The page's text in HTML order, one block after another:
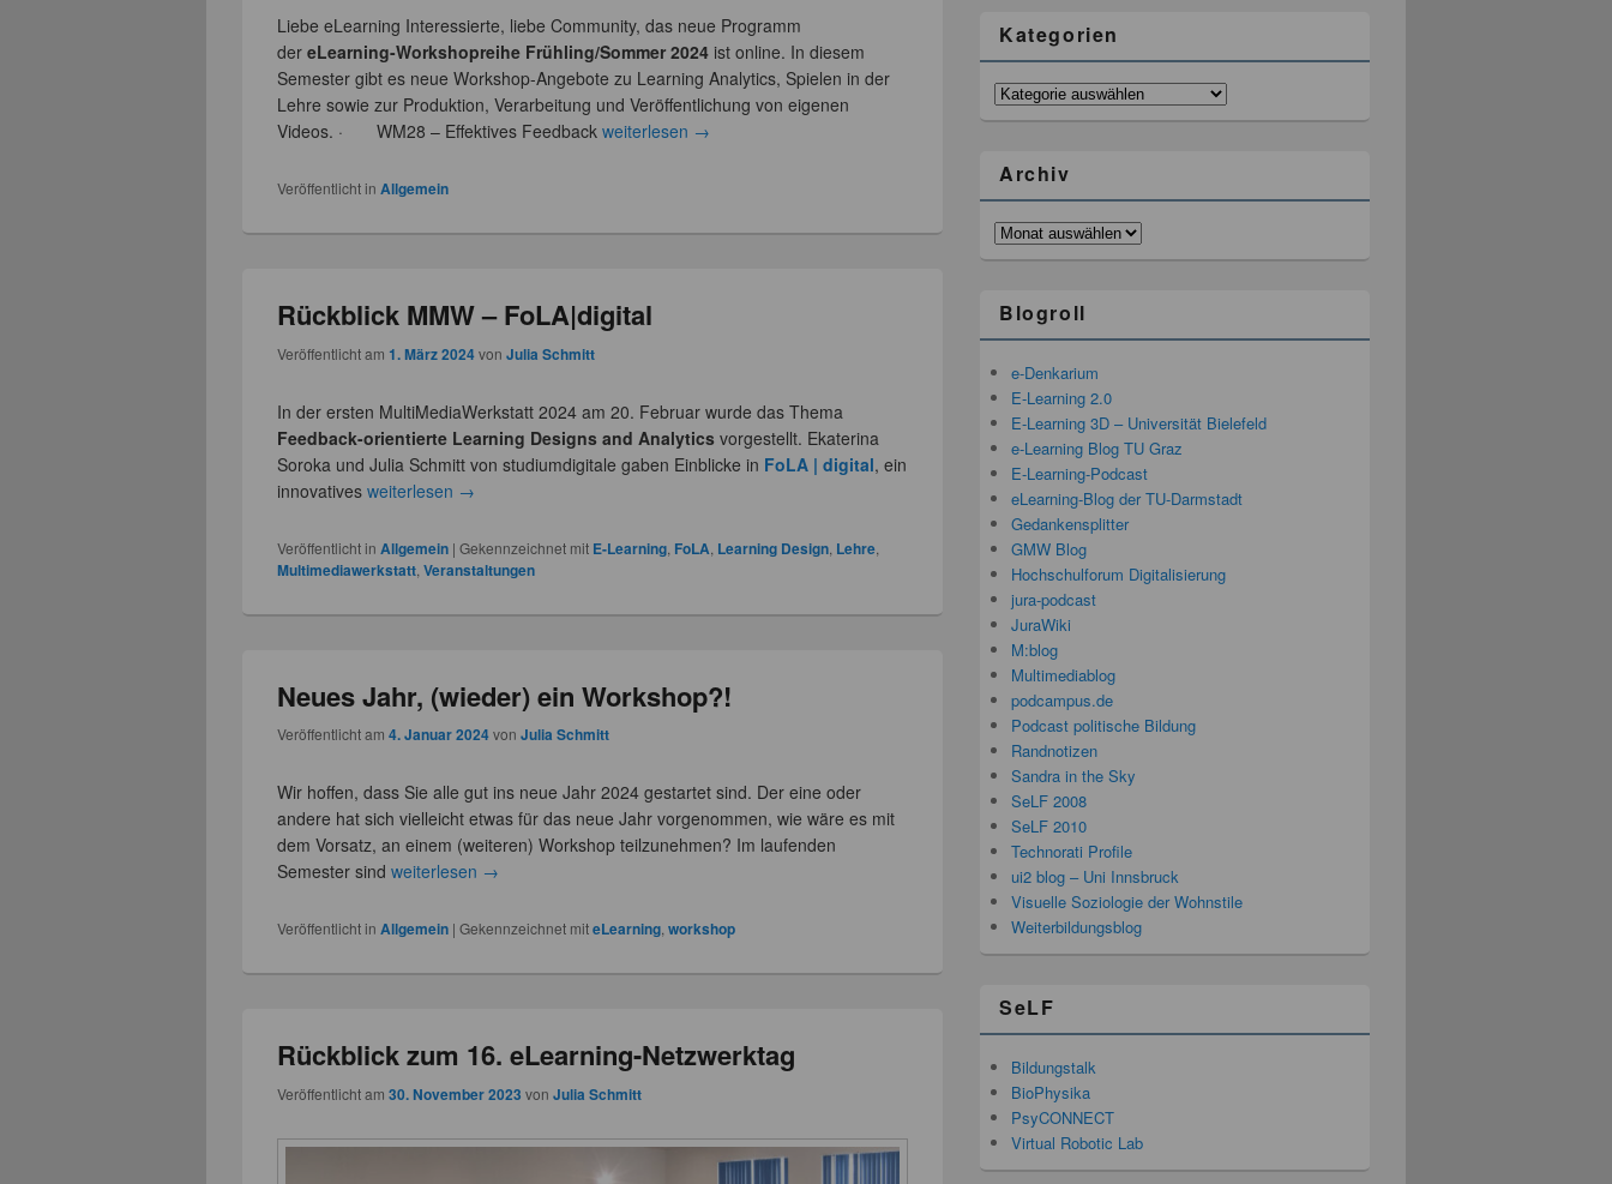
Liebe eLearning Interessierte, liebe Community, das neue Programm
dereLearning-Workshopreihe Frühling/Sommer 2024 ist online. In diesem
Semester gibt es neue Workshop-Angebote zu Learning Analytics, Spielen in der
Lehre sowie zur Produktion, Verarbeitung und Veröffentlichung von eigenen
Videos. · WM28 – Effektives Feedbackweiterlesen →
Veröffentlicht in Allgemein
Rückblick MMW – FoLA|digital
Veröffentlicht am1. März 2024vonJulia Schmitt
In der ersten MultiMediaWerkstatt 2024 am 20. Februar wurde das Thema
Feedback-orientierte Learning Designs and Analyticsvorgestellt. Ekaterina
Soroka und Julia Schmitt von studiumdigitale gaben Einblicke in FoLA | digital, ein
innovativesweiterlesen →
Veröffentlicht in Allgemein |Gekennzeichnet mit E-Learning FoLA Learning Design Lehre
Multimediawerkstatt ,Veranstaltungen
Neues Jahr, (wieder) ein Workshop?!
Veröffentlicht am4. Januar 2024vonJulia Schmitt
Wir hoffen, dass Sie alle gut ins neue Jahr 2024 gestartet sind. Der eine oder
andere hat sich vielleicht etwas für das neue Jahr vorgenommen, wie wäre es mit
dem Vorsatz, an einem (weiteren) Workshop teilzunehmen? Im laufenden
Semester sindweiterlesen →
Veröffentlicht in Allgemein |Gekennzeichnet miteLearning ,workshop
Rückblick zum 16. eLearning-Netzwerktag
Veröffentlicht am30. November 2023 vonJulia Schmitt
Kategorien
Kategorien
Archiv
Archiv
Blogroll
e-Denkarium
E-Learning 2.0
E-Learning 3D – Universität Bielefeld
e-Learning Blog TU Graz
E-Learning-Podcast
eLearning-Blog der TU-Darmstadt
Gedankensplitter
GMW Blog
Hochschulforum Digitalisierung
jura-podcast
JuraWiki
M:blog
Multimediablog
podcampus.de
Podcast politische Bildung
Randnotizen
Sandra in the Sky
SeLF 2008
SeLF 2010
Technorati Profile
ui2 blog – Uni Innsbruck
Visuelle Soziologie der Wohnstile
Weiterbildungsblog
SeLF
Bildungstalk
BioPhysika
PsyCONNECT
Virtual Robotic Lab